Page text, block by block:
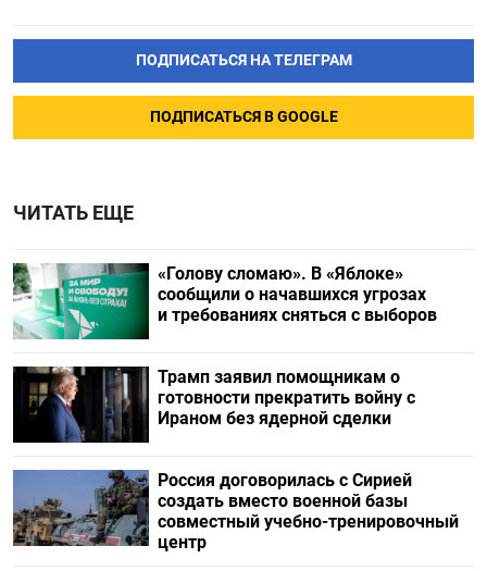
ПОДПИСАТЬСЯ НА ТЕЛЕГРАМ
ПОДПИСАТЬСЯ В GOOGLE
ЧИТАТЬ ЕЩЕ
«Голову сломаю». В «Яблоке»
сообщили о начавшихся угрозах
и требованиях сняться с выборов
Трамп заявил помощникам о
готовности прекратить войну с
Ираном без ядерной сделки
Россия договорилась с Сирией
создать вместо военной базы
совместный учебно-тренировочный
центр